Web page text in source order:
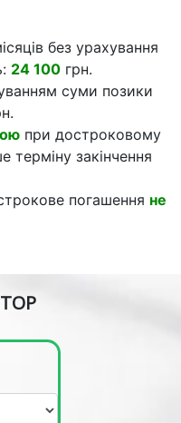
без урахування
24 100 грн.
суми позики
при достроковому
терміну закінчення
погашення не